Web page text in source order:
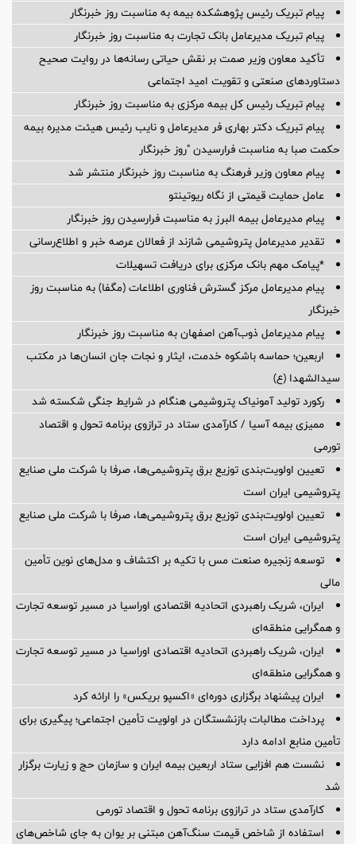
پیام تبریک رئیس پژوهشکده بیمه به مناسبت روز خبرنگار
پیام تبریک مدیرعامل بانک تجارت به مناسبت روز خبرنگار
تأکید معاون وزیر صمت بر نقش حیاتی رسانه‌ها در روایت صحیح
دستاوردهای صنعتی و تقویت امید اجتماعی
پیام تبریک رئیس کل بیمه مرکزی به مناسبت روز خبرنگار
پیام تبریک دکتر بهاری فر مدیرعامل و نایب رئیس هیئت مدیره بیمه
حکمت صبا به مناسبت فرارسیدن "روز خبرنگار
پیام معاون وزیر فرهنگ به مناسبت روز خبرنگار منتشر شد
عامل حمایت قیمتی از نگاه ریوتینتو
پیام مدیرعامل بیمه البرز به مناسبت فرارسیدن روز خبرنگار
تقدیر مدیرعامل پتروشیمی شازند از فعالان عرصه خبر و اطلاع‌رسانی
*پیامک مهم بانک مرکزی برای دریافت تسهیلات
پیام مدیرعامل مرکز گسترش فناوری اطلاعات (مگفا) به مناسبت روز
خبرنگار
پیام مدیرعامل ذوب‌آهن اصفهان به مناسبت روز خبرنگار
اربعین؛ حماسه باشکوه خدمت، ایثار و نجات جان انسان‌ها در مکتب
سیدالشهدا (ع)
رکورد تولید آمونیاک پتروشیمی هنگام در شرایط جنگی شکسته شد
ممیزی بیمه آسیا / کارآمدی ستاد در ترازوی برنامه تحول و اقتصاد
تورمی
تعیین اولویت‌بندی توزیع برق پتروشیمی‌ها، صرفا با شرکت ملی صنایع
پتروشیمی ایران است
تعیین اولویت‌بندی توزیع برق پتروشیمی‌ها، صرفا با شرکت ملی صنایع
پتروشیمی ایران است
توسعه زنجیره صنعت مس با تکیه بر اکتشاف و مدل‌های نوین تأمین
مالی
ایران، شریک راهبردی اتحادیه اقتصادی اوراسیا در مسیر توسعه تجارت
و همگرایی منطقه‌ای
ایران، شریک راهبردی اتحادیه اقتصادی اوراسیا در مسیر توسعه تجارت
و همگرایی منطقه‌ای
ایران پیشنهاد برگزاری دوره‌ای «اکسپو بریکس» را ارائه کرد
پرداخت مطالبات بازنشستگان در اولویت تأمین اجتماعی؛ پیگیری برای
تأمین منابع ادامه دارد
نشست هم افزایی ستاد اربعین بیمه ایران و سازمان حج و زیارت برگزار
شد
کارآمدی ستاد در ترازوی برنامه تحول و اقتصاد تورمی
استفاده از شاخص قیمت سنگ‌آهن مبتنی بر یوان به جای شاخص‌های